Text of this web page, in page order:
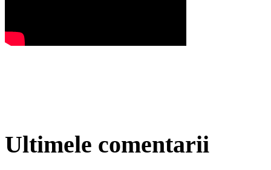
Ultimele comentarii